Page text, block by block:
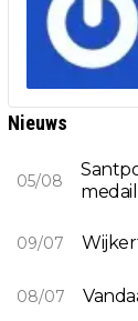
Nieuws
05/08
09/07
08/07